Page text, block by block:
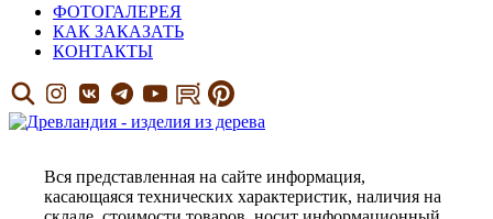
ФОТОГАЛЕРЕЯ
КАК ЗАКАЗАТЬ
КОНТАКТЫ
Вся представленная на сайте информация,
касающаяся технических характеристик, наличия на